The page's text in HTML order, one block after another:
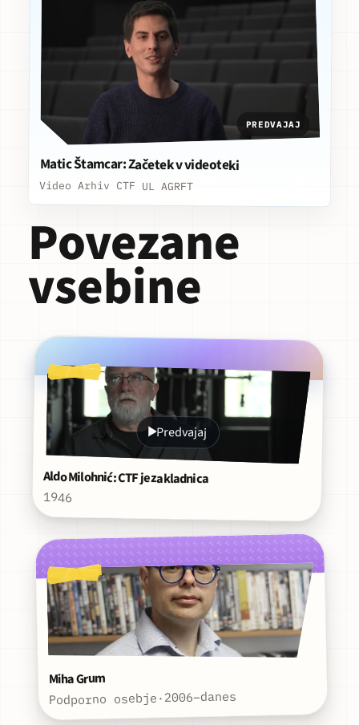
PREDVAJAJ
Matic Štamcar: Začetek v videoteki
Video Arhiv CTF UL AGRFT
Povezane
vsebine
Predvajaj
Aldo Milohnić: CTF je zakladnica
1946
Miha Grum
Podporno osebje·2006–danes